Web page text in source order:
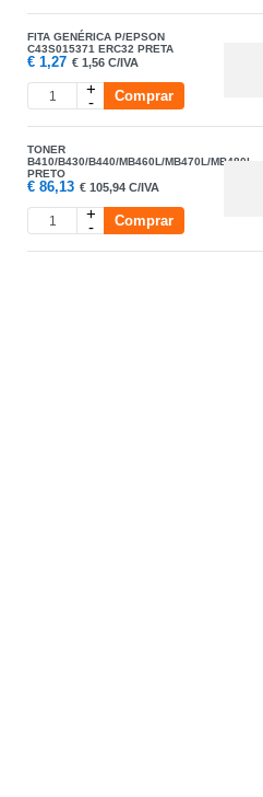
FITA GENÉRICA P/EPSON
C43S015371 ERC32 PRETA
€ 1,27 € 1,56 C/IVA
+
- Comprar
TONER
B410/B430/B440/MB460L/MB470L/MB480L
PRETO
€ 86,13 € 105,94 C/IVA
+
- Comprar